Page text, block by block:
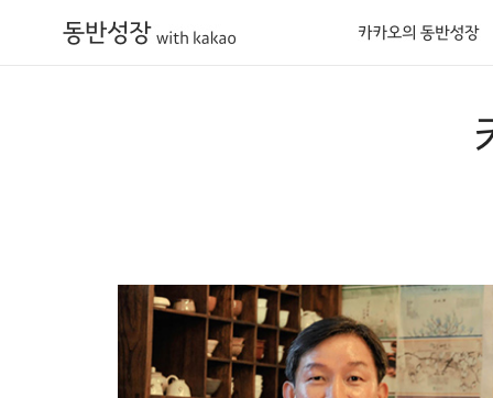
카카오의 동반성장